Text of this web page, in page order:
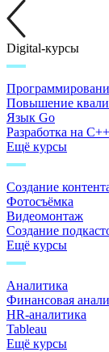
Digital-курсы
Повышение
Язык Go
Разработка на C++
Ещё курсы
Создание
Фотосъёмка
Видеомонтаж
Создание
Ещё курсы
Аналитика
Финансовая
HR-аналитика
Tableau
Ещё курсы